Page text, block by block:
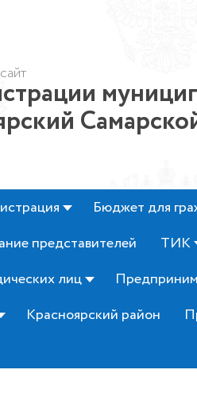
Бюджет для
представителей ТИК
лиц
Красноярский район